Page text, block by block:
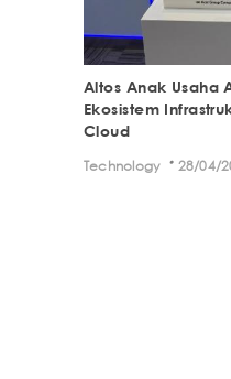
Altos Anak Usaha
Ekosistem
Cloud
Technology · 28/04/